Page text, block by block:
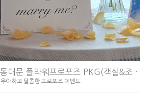
노보텔 앰배서더 동대문 플라워프로포즈 PKG(객실&조식&해피아워 포함)
우아하고 달콤한 프로포즈 이벤트